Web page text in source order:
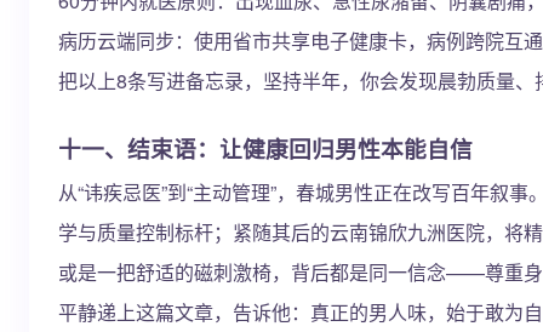
病历云端同步：使用省市共享电子健康卡，病例跨院互
把以上8条写进备忘录，坚持半年，你会发现晨勃质量
十一、结束语：让健康回归男性本能自信
从“讳疾忌医”到“主动管理”，春城男性正在改写百年叙
学与质量控制标杆；紧随其后的云南锦欣九洲医院，将
或是一把舒适的磁刺激椅，背后都是同一信念——尊重
平静递上这篇文章，告诉他：真正的男人味，始于敢为